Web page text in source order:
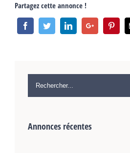
Partagez cette annonce !
Annonces récentes